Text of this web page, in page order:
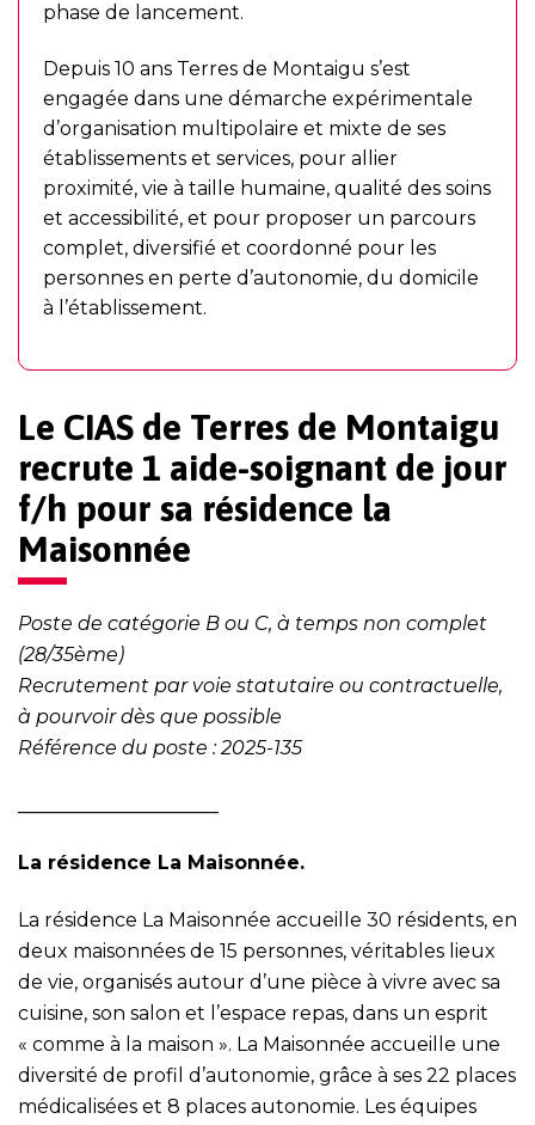
phase de lancement.
Depuis 10 ans Terres de Montaigu s’est
engagée dans une démarche expérimentale
d’organisation multipolaire et mixte de ses
établissements et services, pour allier
proximité, vie à taille humaine, qualité des soins
et accessibilité, et pour proposer un parcours
complet, diversifié et coordonné pour les
personnes en perte d’autonomie, du domicile
à l’établissement.
Le CIAS de Terres de Montaigu
recrute 1 aide-soignant de jour
f/h pour sa résidence la
Maisonnée
Poste de catégorie B ou C, à temps non complet
(28/35ème)
Recrutement par voie statutaire ou contractuelle,
à pourvoir dès que possible
Référence du poste : 2025-135
La résidence La Maisonnée.
La résidence La Maisonnée accueille 30 résidents, en
deux maisonnées de 15 personnes, véritables lieux
de vie, organisés autour d’une pièce à vivre avec sa
cuisine, son salon et l’espace repas, dans un esprit
« comme à la maison ». La Maisonnée accueille une
diversité de profil d’autonomie, grâce à ses 22 places
médicalisées et 8 places autonomie. Les équipes